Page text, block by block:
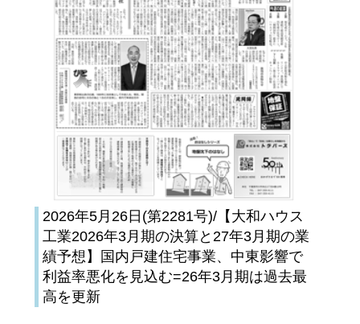
2026年5月26日(第2281号)/【大和ハウス
工業2026年3月期の決算と27年3月期の業
績予想】国内戸建住宅事業、中東影響で
利益率悪化を見込む=26年3月期は過去最
高を更新